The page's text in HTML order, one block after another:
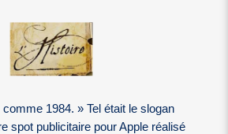
1984. » Tel était le slogan
spot publicitaire pour Apple réalisé